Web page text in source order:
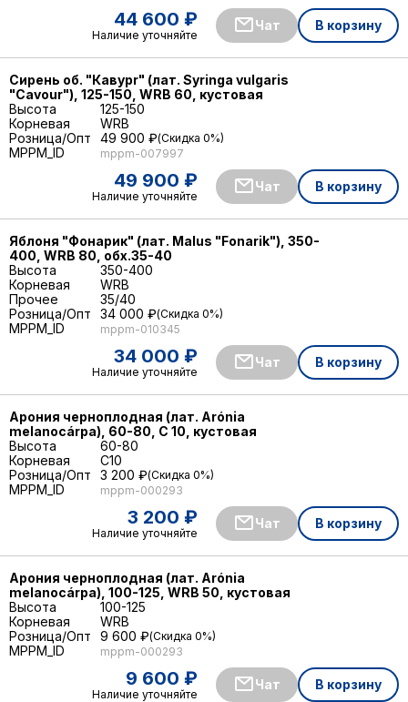
44 600 ₽
Наличие уточняйте
Чат В корзину
Сирень об. "Кавурr" (лат. Sуringa vulgaris
"Cavour"), 125-150, WRB 60, кустовая
Высота
125-150
Корневая
WRB
Розница/Опт
49 900 ₽ Скидка 0%
49 900 ₽
Наличие уточняйте
Чат В корзину
MPPM_ID mppm-007997
Яблоня "Фонарик" (лат. Malus "Fonarik"), 350-
400, WRB 80, обх.35-40
Высота
350-400
Корневая
WRB
Прочее
35/40
Розница/Опт
34 000 ₽ Скидка 0%
34 000 ₽
Наличие уточняйте
Чат В корзину
MPPM_ID mppm-010345
Арония черноплодная (лат. Arónia
melanocárpa), 60-80, С 10, кустовая
Высота
60-80
Корневая
C10
Розница/Опт
3 200 ₽ Скидка 0%
3 200 ₽
Наличие уточняйте
Чат В корзину
MPPM_ID mppm-000293
Арония черноплодная (лат. Arónia
melanocárpa), 100-125, WRB 50, кустовая
Высота
100-125
Корневая
WRB
Розница/Опт
9 600 ₽ Скидка 0%
9 600 ₽
Наличие уточняйте
Чат В корзину
MPPM_ID mppm-000293